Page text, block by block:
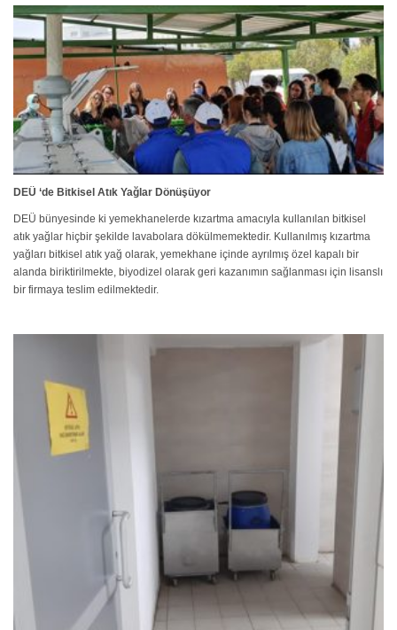
DEÜ ‘de Bitkisel Atık Yağlar Dönüşüyor
DEÜ bünyesinde ki yemekhanelerde kızartma amacıyla kullanılan bitkisel
atık yağlar hiçbir şekilde lavabolara dökülmemektedir. Kullanılmış kızartma
yağları bitkisel atık yağ olarak, yemekhane içinde ayrılmış özel kapalı bir
alanda biriktirilmekte, biyodizel olarak geri kazanımın sağlanması için lisanslı
bir firmaya teslim edilmektedir.